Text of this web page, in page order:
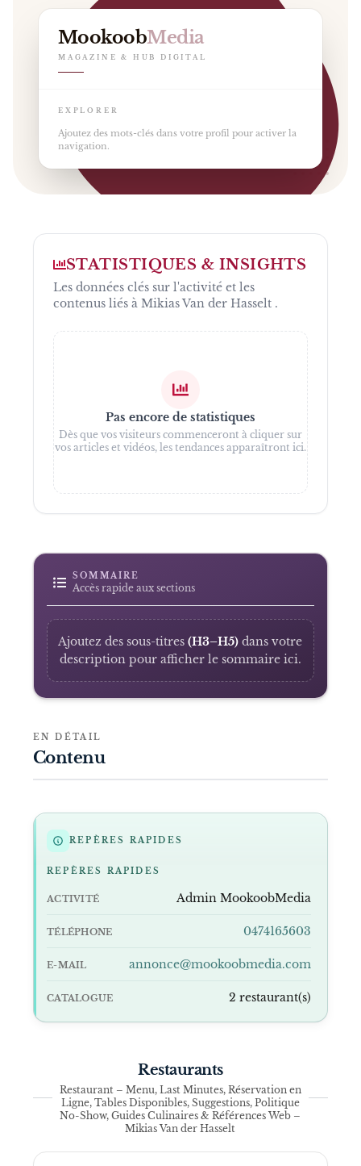
MookoobMedia
MAGAZINE & HUB DIGITAL
EXPLORER
Ajoutez des mots-clés dans votre profil pour activer la
navigation.
STATISTIQUES & INSIGHTS
Les données clés sur l'activité et les
contenus liés à Mikias Van der Hasselt .
Pas encore de statistiques
Dès que vos visiteurs commenceront à cliquer sur
vos articles et vidéos, les tendances apparaîtront ici.
SOMMAIRE
Accès rapide aux sections
Ajoutez des sous-titres (H3–H5) dans votre
description pour afficher le sommaire ici.
EN DÉTAIL
Contenu
REPÈRES RAPIDES
REPÈRES RAPIDES
ACTIVITÉ Admin MookoobMedia
TÉLÉPHONE 0474165603
E-MAIL annonce@mookoobmedia.com
CATALOGUE 2 restaurant(s)
Restaurants
Restaurant – Menu, Last Minutes, Réservation en
Ligne, Tables Disponibles, Suggestions, Politique
No-Show, Guides Culinaires & Références Web –
Mikias Van der Hasselt